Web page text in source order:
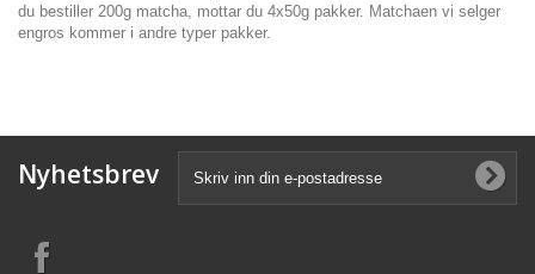
du bestiller 200g matcha, mottar du 4x50g pakker. Matchaen vi selger
engros kommer i andre typer pakker.
Nyhetsbrev